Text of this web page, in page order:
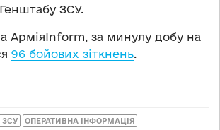
ЗСУ.
АрміяInform, за минулу добу на
96 бойових зіткнень.
ЗСУ ОПЕРАТИВНА ІНФОРМАЦІЯ